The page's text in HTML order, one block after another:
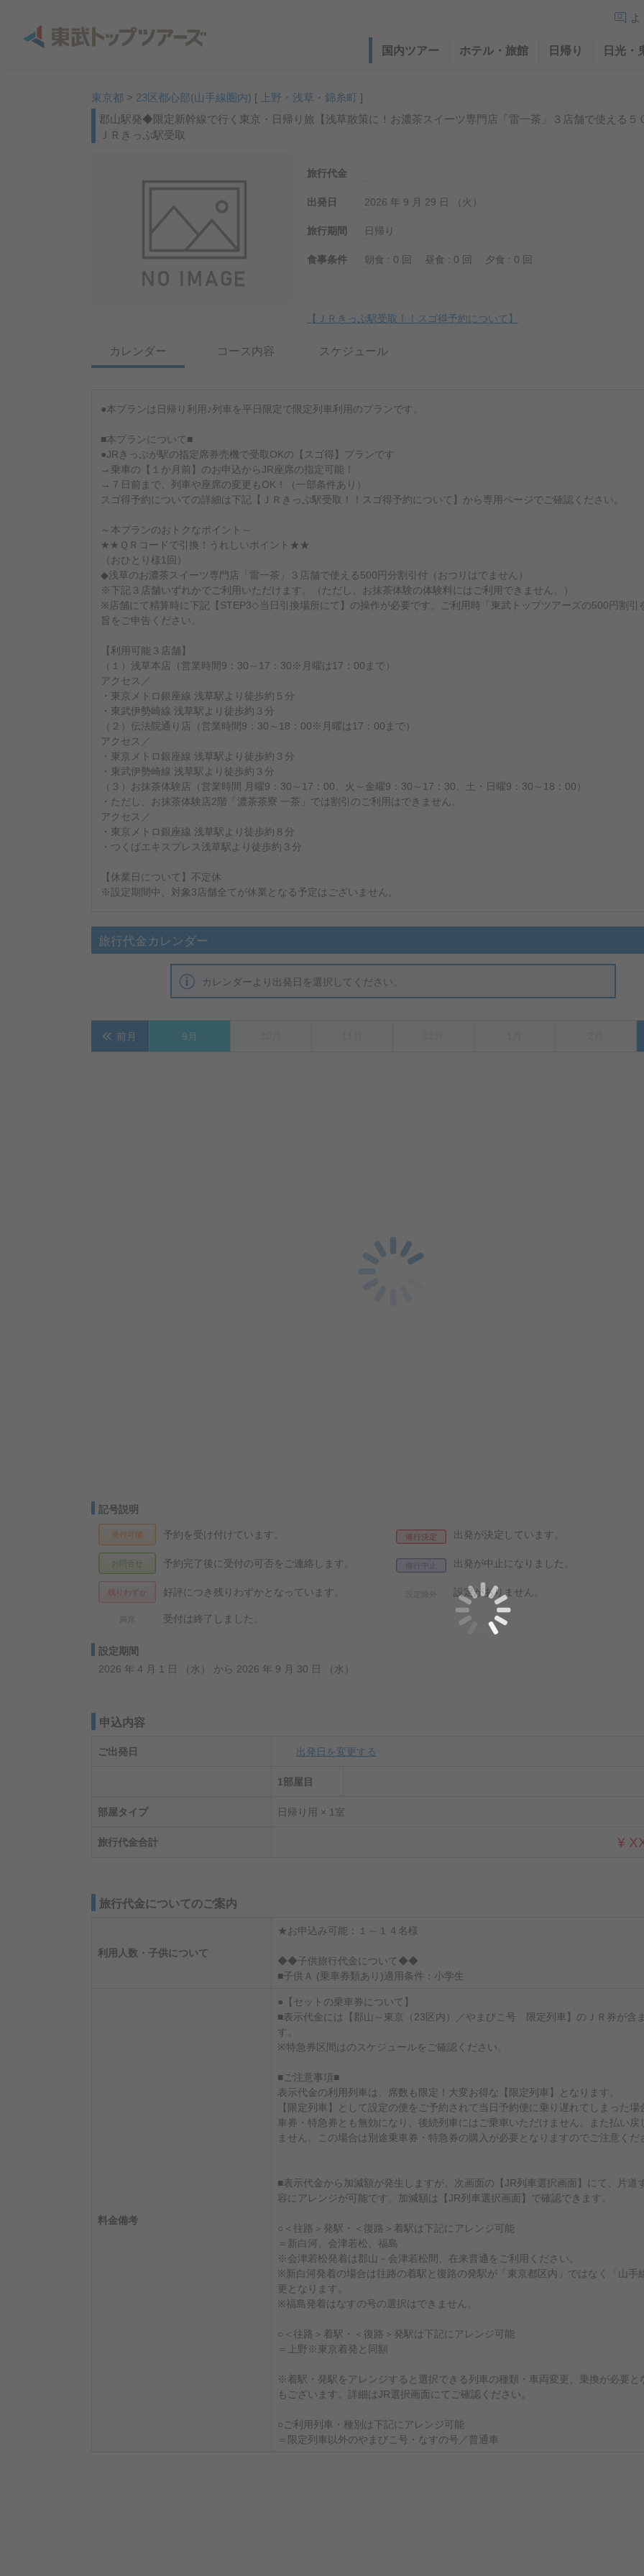
国内ツアー ホテル・旅館 日帰り 日光・
東京都 > 23区都心部(山手線圏内) [ 上野・浅草・錦糸町 ]
郡山駅発◆限定新幹線で行く東京・日帰り旅【浅草散策に！お濃茶スイーツ専門店「雷一茶」３店舗で使える
ＪＲきっぷ駅受取
旅行代金
出発日 2026 年 9 月 29 日 （火）
旅行期間 日帰り
食事条件 朝食 : 0 回 昼食 : 0 回 夕食 : 0 回
【ＪＲきっぷ駅受取！！スゴ得予約について】
カレンダー コース内容 スケジュール
●本プランは日帰り利用♪列車を平日限定で限定列車利用のプランです。
■本プランについて■
●JRきっぷが駅の指定席券売機で受取OKの【スゴ得】プランです
→乗車の【１か月前】のお申込からJR座席の指定可能！
→７日前まで、列車や座席の変更もOK！（一部条件あり）
スゴ得予約についての詳細は下記【ＪＲきっぷ駅受取！！スゴ得予約について】から専用ページでご確認ください。
～本プランのおトクなポイント～
★★ＱＲコードで引換！うれしいポイント★★
（おひとり様1回）
◆浅草のお濃茶スイーツ専門店「雷一茶」３店舗で使える500円分割引付（おつりはでません）
※下記３店舗いずれかでご利用いただけます。（ただし、お抹茶体験の体験料にはご利用できません。）
※店舗にて精算時に下記【STEP3◇当日引換場所にて】の操作が必要です。ご利用時「東武トップツアーズの500円割引
旨をご申告ください。
【利用可能３店舗】
（１）浅草本店（営業時間9：30～17：30※月曜は17：00まで）
アクセス／
・東京メトロ銀座線 浅草駅より徒歩約５分
・東武伊勢崎線 浅草駅より徒歩約３分
（２）伝法院通り店（営業時間9：30～18：00※月曜は17：00まで）
アクセス／
・東京メトロ銀座線 浅草駅より徒歩約３分
・東武伊勢崎線 浅草駅より徒歩約３分
（３）お抹茶体験店（営業時間 月曜9：30～17：00、火～金曜9：30～17：30、土・日曜9：30～18：00）
・ただし、お抹茶体験店2階「濃茶茶寮 一茶」では割引のご利用はできません。
アクセス／
・東京メトロ銀座線 浅草駅より徒歩約８分
・つくばエキスプレス浅草駅より徒歩約３分
【休業日について】不定休
※設定期間中、対象3店舗全てが休業となる予定はございません。
旅行代金カレンダー
カレンダーより出発日を選択してください。
前月 9月
記号説明
受付可能 予約を受け付けています。 催行決定 出発が決定しています。
お問合せ 予約完了後に受付の可否をご連絡します。 催行中止 出発が中止になりました。
残りわずか 好評につき残りわずかとなっています。 設定除外 設定がありません。
受付は終了しました。
設定期間
2026 年 4 月 1 日 （水） から 2026 年 9 月 30 日 （水）
申込内容
ご出発日 出発日を変更する
1部屋目
部屋タイプ 日帰り用 × 1室
旅行代金合計 ¥
旅行代金についてのご案内
利用人数・子供について
★お申込み可能：１～１４名様
◆◆子供旅行代金について◆◆
■子供Ａ (乗車券類あり)適用条件：小学生
料金備考
●【セットの乗車券について】
■表示代金には【郡山～東京（23区内）／やまびこ号 限定列車】のＪＲ券が含
す。
※特急券区間はのスケジュールをご確認ください。
■ご注意事項■
表示代金の利用列車は、席数も限定！大変お得な【限定列車】となります。
【限定列車】として設定の便をご予約されて当日予約便に乗り遅れてしまった場
車券・特急券とも無効になり、後続列車にはご乗車いただけません。また払い戻
ません。この場合は別途乗車券・特急券の購入が必要となりますのでご注意くだ
■表示代金から加減額が発生しますが、次画面の【JR列車選択画面】にて、片道
容にアレンジが可能です。加減額は【JR列車選択画面】で確認できます。
○＜往路＞発駅・＜復路＞着駅は下記にアレンジ可能
＝新白河、会津若松、福島
※会津若松発着は郡山－会津若松間、在来普通をご利用ください。
※新白河発着の場合は往路の着駅と復路の発駅が「東京都区内」ではなく「山手
更となります。
※福島発着はなすの号の選択はできません。
○＜往路＞着駅・＜復路＞発駅は下記にアレンジ可能
＝上野※東京着発と同額
※着駅・発駅をアレンジすると選択できる列車の種類・車両変更、乗換が必要と
もございます。詳細はJR選択画面にてご確認ください。
○ご利用列車・種別は下記にアレンジ可能
＝限定列車以外のやまびこ号・なすの号／普通車